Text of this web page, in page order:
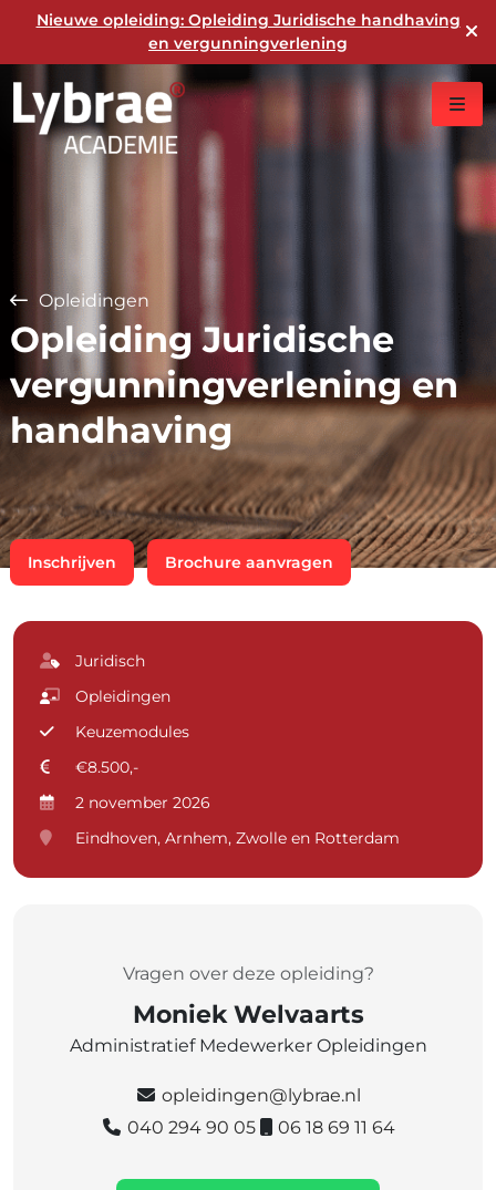
Nieuwe opleiding: Opleiding Juridische handhaving
en vergunningverlening
Opleidingen
Opleiding Juridische
vergunningverlening en
handhaving
Inschrijven Brochure aanvragen
Juridisch
Opleidingen
Keuzemodules
€8.500,-
2 november 2026
Eindhoven, Arnhem, Zwolle en Rotterdam
Vragen over deze opleiding?
Moniek Welvaarts
Administratief Medewerker Opleidingen
opleidingen@lybrae.nl
040 294 90 05
06 18 69 11 64